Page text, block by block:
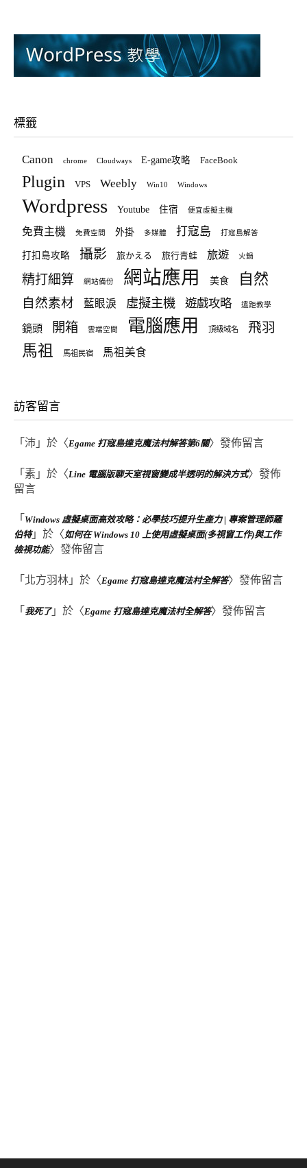
標籤
Canon chrome Cloudways E-game攻略 FaceBook
Plugin VPS Weebly Win10 Windows
Wordpress Youtube 住宿 便宜虛擬主機
免費主機 免費空間 外掛 多媒體 打寇島 打寇島解答
打扣島攻略 攝影 旅かえる 旅行青蛙 旅遊 火鍋
精打細算 網站備份 網站應用 美食 自然
自然素材 藍眼淚 虛擬主機 遊戲攻略 遠距教學
鏡頭 開箱 雲端空間 電腦應用 頂級域名 飛羽
馬祖 馬祖民宿 馬祖美食
訪客留言
「 沛 」於〈Egame 打寇島達克魔法村解答第6關〉發佈留言
「 素 」於〈Line 電腦版聊天室視窗變成半透明的解決方式〉發佈
留言
「 Windows 虛擬桌面高效攻略：必學技巧提升生產力 | 專案管理師羅
伯特」於〈如何在 Windows 10 上使用虛擬桌面(多視窗工作)與工作
檢視功能〉發佈留言
「 北方羽林 」於〈Egame 打寇島達克魔法村全解答〉發佈留言
「 我死了」於〈Egame 打寇島達克魔法村全解答〉發佈留言